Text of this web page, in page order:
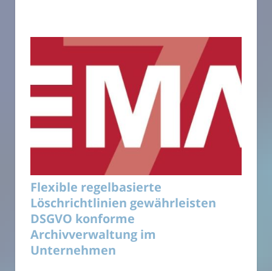
Flexible regelbasierte
Löschrichtlinien gewährleisten
DSGVO konforme
Archivverwaltung im
Unternehmen